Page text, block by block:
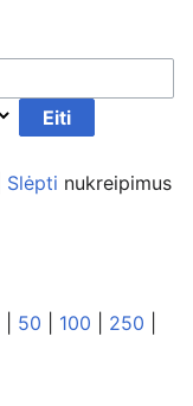
Slėpti nukreipimus
50 100 250